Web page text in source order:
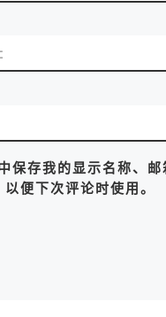
保存我的显示名称、邮
便下次评论时使用。